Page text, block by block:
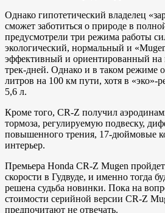
Однако гипотетический владелец
сможет заботиться о природе в
предусмотрели три режима работы
экологический, нормальный и
эффективный и ориентированный на
трек-дней. Однако и в таком режиме
литров на 100 км пути, хотя в «эко»-
5,6 л.
Кроме того, CR-Z получил
тормоза, регулируемую подвеску,
повышенного трения, 17-дюймовые
интерьер.
Премьера Honda CR-Z Mugen
скорости в Гудвуде, и именно тогда
решена судьба новинки. Пока на
стоимости серийной версии CR-Z
предпочитают не отвечать.